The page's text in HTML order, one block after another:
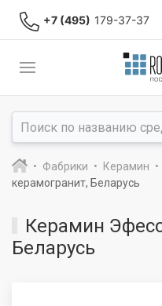
+7 (495) 179-37-37
Фабрики Керамин
керамогранит, Беларусь
Керамин
Беларусь